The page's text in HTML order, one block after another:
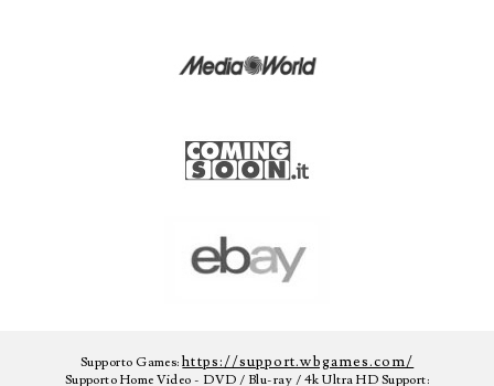
Supporto Games:https://support.wbgames.com/
Supporto Home Video - DVD / Blu-ray / 4k Ultra HD Support: